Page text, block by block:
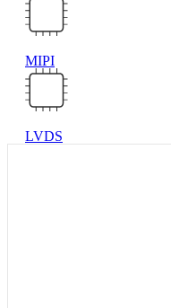
MIPI
LVDS